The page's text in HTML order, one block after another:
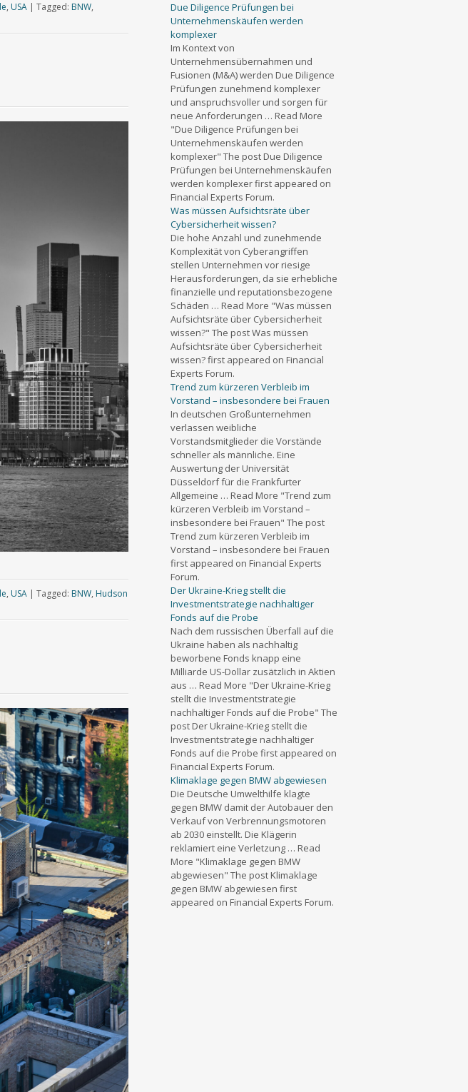
, USA | Tagged: BNW,
, USA | Tagged: BNW, Hudson
Due Diligence Prüfungen bei
Unternehmenskäufen werden
komplexer
Im Kontext von
Unternehmensübernahmen und
Fusionen (M&A) werden Due Diligence
Prüfungen zunehmend komplexer
und anspruchsvoller und sorgen für
neue Anforderungen … Read More
"Due Diligence Prüfungen bei
Unternehmenskäufen werden
komplexer" The post Due Diligence
Prüfungen bei Unternehmenskäufen
werden komplexer first appeared on
Financial Experts Forum.
Was müssen Aufsichtsräte über
Cybersicherheit wissen?
Die hohe Anzahl und zunehmende
Komplexität von Cyberangriffen
stellen Unternehmen vor riesige
Herausforderungen, da sie erhebliche
finanzielle und reputationsbezogene
Schäden … Read More "Was müssen
Aufsichtsräte über Cybersicherheit
wissen?" The post Was müssen
Aufsichtsräte über Cybersicherheit
wissen? first appeared on Financial
Experts Forum.
Trend zum kürzeren Verbleib im
Vorstand – insbesondere bei Frauen
In deutschen Großunternehmen
verlassen weibliche
Vorstandsmitglieder die Vorstände
schneller als männliche. Eine
Auswertung der Universität
Düsseldorf für die Frankfurter
Allgemeine … Read More "Trend zum
kürzeren Verbleib im Vorstand –
insbesondere bei Frauen" The post
Trend zum kürzeren Verbleib im
Vorstand – insbesondere bei Frauen
first appeared on Financial Experts
Forum.
Der Ukraine-Krieg stellt die
Investmentstrategie nachhaltiger
Fonds auf die Probe
Nach dem russischen Überfall auf die
Ukraine haben als nachhaltig
beworbene Fonds knapp eine
Milliarde US-Dollar zusätzlich in Aktien
aus … Read More "Der Ukraine-Krieg
stellt die Investmentstrategie
nachhaltiger Fonds auf die Probe" The
post Der Ukraine-Krieg stellt die
Investmentstrategie nachhaltiger
Fonds auf die Probe first appeared on
Financial Experts Forum.
Klimaklage gegen BMW abgewiesen
Die Deutsche Umwelthilfe klagte
gegen BMW damit der Autobauer den
Verkauf von Verbrennungsmotoren
ab 2030 einstellt. Die Klägerin
reklamiert eine Verletzung … Read
More "Klimaklage gegen BMW
abgewiesen" The post Klimaklage
gegen BMW abgewiesen first
appeared on Financial Experts Forum.